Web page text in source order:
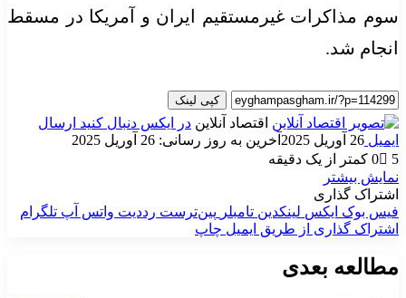
سوم مذاکرات غیرمستقیم ایران و آمریکا در مسقط
انجام شد.
کپی لینک
اقتصاد آنلاین در ایکس دنبال کنید ارسال
ایمیل 26 آوریل 2025
آخرین به روز رسانی: 26 آوریل 2025
0
5
کمتر از یک دقیقه
نمایش بیشتر
اشتراک گذاری
فیس بوک ایکس لینکدین ‫تامبلر ‫پین‌ترست ‫رددیت واتس آپ تلگرام
اشتراک گذاری از طریق ایمیل چاپ
مطالعه بعدی